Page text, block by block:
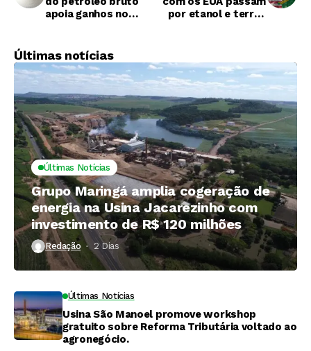
apoia ganhos no
por etanol e terras
Últimas notícias
Últimas Notícias
Grupo Maringá amplia cogeração de
energia na Usina Jacarezinho com
investimento de R$ 120 milhões
Redação 2 Dias ⁮
Últimas Notícias
Usina São Manoel promove workshop
gratuito sobre Reforma Tributária voltado ao
agronegócio.